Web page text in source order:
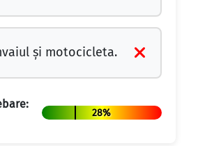
şi motocicleta.
28%